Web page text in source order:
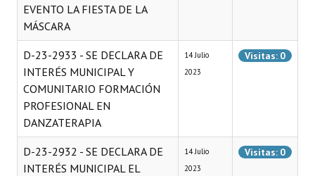
EVENTO LA FIESTA DE LA
MÁSCARA
D-23-2933 - SE DECLARA DE
INTERÉS MUNICIPAL Y
COMUNITARIO FORMACIÓN
PROFESIONAL EN
DANZATERAPIA
14 Julio
2023
Visitas: 0
D-23-2932 - SE DECLARA DE
INTERÉS MUNICIPAL EL
14 Julio
2023
Visitas: 0